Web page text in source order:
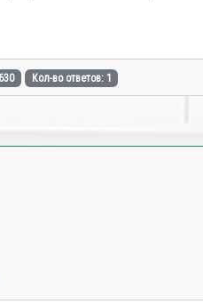
Кол-во ответов: 1